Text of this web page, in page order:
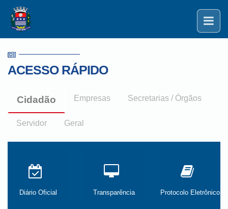
ACESSO RÁPIDO
Cidadão Empresas Secretarias / Órgãos
Servidor Geral
Diário Oficial Transparência Protocolo Eletrônico